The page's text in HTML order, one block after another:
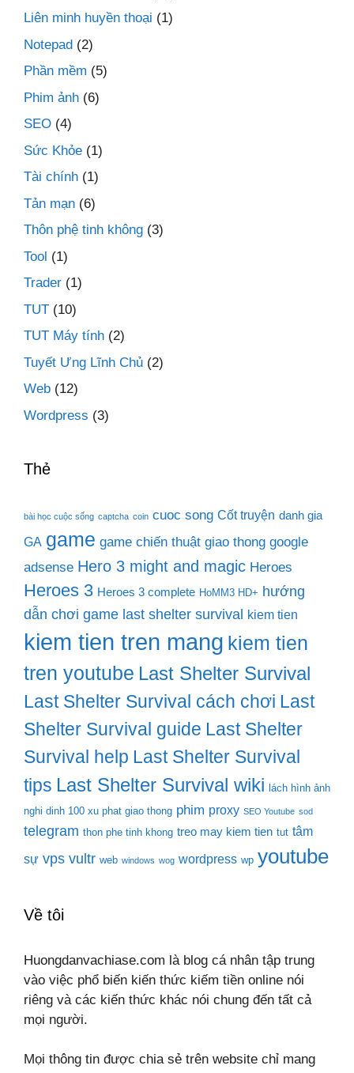
Liên minh huyền thoại (1)
Notepad (2)
Phần mềm (5)
Phim ảnh (6)
SEO (4)
Sức Khỏe (1)
Tài chính (1)
Tản mạn (6)
Thôn phệ tinh không (3)
Tool (1)
Trader (1)
TUT (10)
TUT Máy tính (2)
Tuyết Ưng Lĩnh Chủ (2)
Web (12)
Wordpress (3)
Thẻ
bài học cuộc sống captcha coin cuoc song Cốt truyện danh gia
GA game game chiến thuật giao thong google
adsense Hero 3 might and magic Heroes
Heroes 3 Heroes 3 complete HoMM3 HD+ hướng
dẫn chơi game last shelter survival kiem tien
kiem tien tren mang kiem tien
tren youtube Last Shelter Survival
Last Shelter Survival cách chơi Last
Shelter Survival guide Last Shelter
Survival help Last Shelter Survival
tips Last Shelter Survival wiki lách hình ảnh
nghi dinh 100 xu phat giao thong phim proxy SEO Youtube sod
telegram thon phe tinh khong treo may kiem tien tut tâm
sự vps vultr web windows wog wordpress wp youtube
Về tôi
Huongdanvachiase.com là blog cá nhân tập trung
vào việc phổ biến kiến thức kiếm tiền online nói
riêng và các kiến thức khác nói chung đến tất cả
mọi người.
Mọi thông tin được chia sẻ trên website chỉ mang